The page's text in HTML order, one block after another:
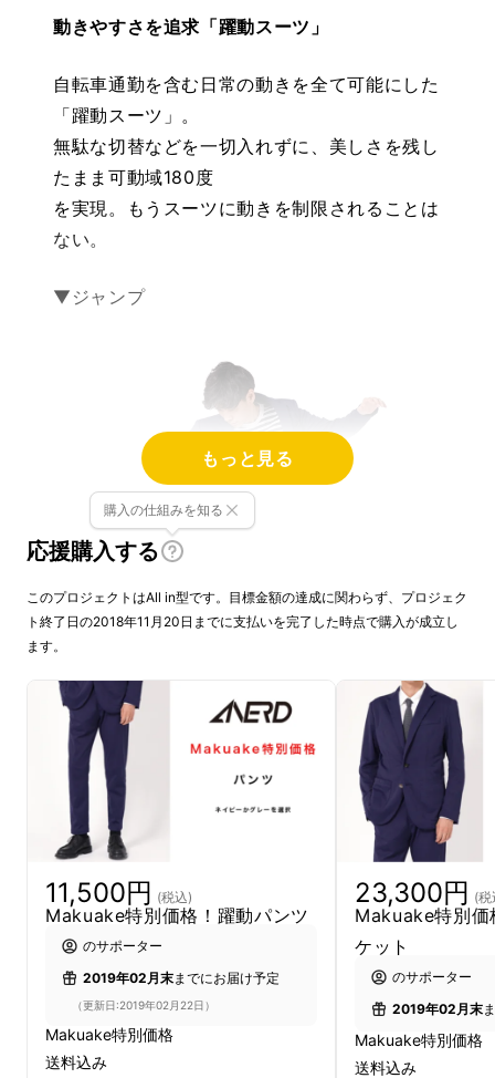
動きやすさを追求「躍動スーツ」
自転車通勤を含む日常の動きを全て可能にした
「躍動スーツ」。
無駄な切替などを一切入れずに、美しさを残し
たまま可動域180度
を実現。もうスーツに動きを制限されることは
ない。
▼ジャンプ
▼足上げ
もっと見る
応援購入する
購入の仕組みを知る
このプロジェクトはAll in型です。目標金額の達成に関わらず、プロジェク
ト終了日の2018年11月20日までに支払いを完了した時点で購入が成立し
ます。
11,500円 (税込)
Makuake特別価格！躍動パンツ
のサポーター
2019年02月末までにお届け予定
（更新日:2019年02月22日）
Makuake特別価格
送料込み
23,300円 (税
Makuake特別価
ケット
のサポーター
2019年02月末
Makuake特別価格
送料込み